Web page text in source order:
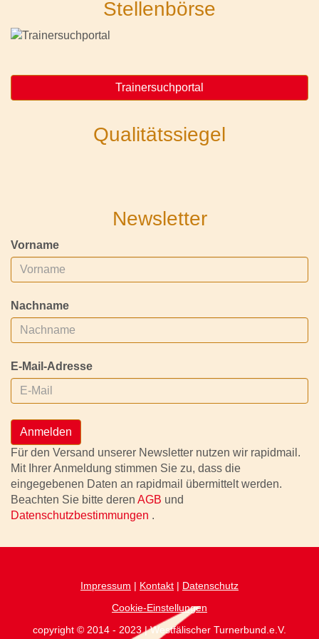
Stellenbörse
Trainersuchportal
Qualitätssiegel
Newsletter
Vorname
Nachname
E-Mail-Adresse
Anmelden
Für den Versand unserer Newsletter nutzen wir rapidmail.
Mit Ihrer Anmeldung stimmen Sie zu, dass die
eingegebenen Daten an rapidmail übermittelt werden.
Beachten Sie bitte deren AGB und
Datenschutzbestimmungen .
Impressum | Kontakt | Datenschutz
Cookie-Einstellungen
copyright © 2014 - 2023 | Westfälischer Turnerbund.e.V.